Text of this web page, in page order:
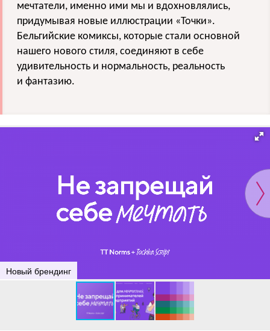
мечтатели, именно ими мы и вдохновлялись,
придумывая новые иллюстрации «Точки».
Бельгийские комиксы, которые стали основной
нашего нового стиля, соединяют в себе
удивительность и нормальность, реальность
и фантазию.
Новый брендинг